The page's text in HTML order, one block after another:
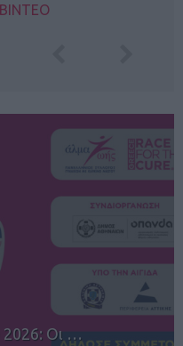
Άνοιγμα ε…